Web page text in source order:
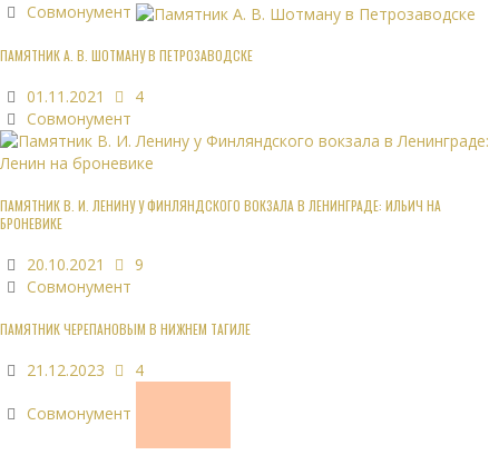
Совмонумент
ПАМЯТНИК А. В. ШОТМАНУ В ПЕТРОЗАВОДСКЕ
01.11.2021
4
Совмонумент
ПАМЯТНИК В. И. ЛЕНИНУ У ФИНЛЯНДСКОГО ВОКЗАЛА В ЛЕНИНГРАДЕ: ИЛЬИЧ НА
БРОНЕВИКЕ
20.10.2021
9
Совмонумент
ПАМЯТНИК ЧЕРЕПАНОВЫМ В НИЖНЕМ ТАГИЛЕ
21.12.2023 4
Совмонумент